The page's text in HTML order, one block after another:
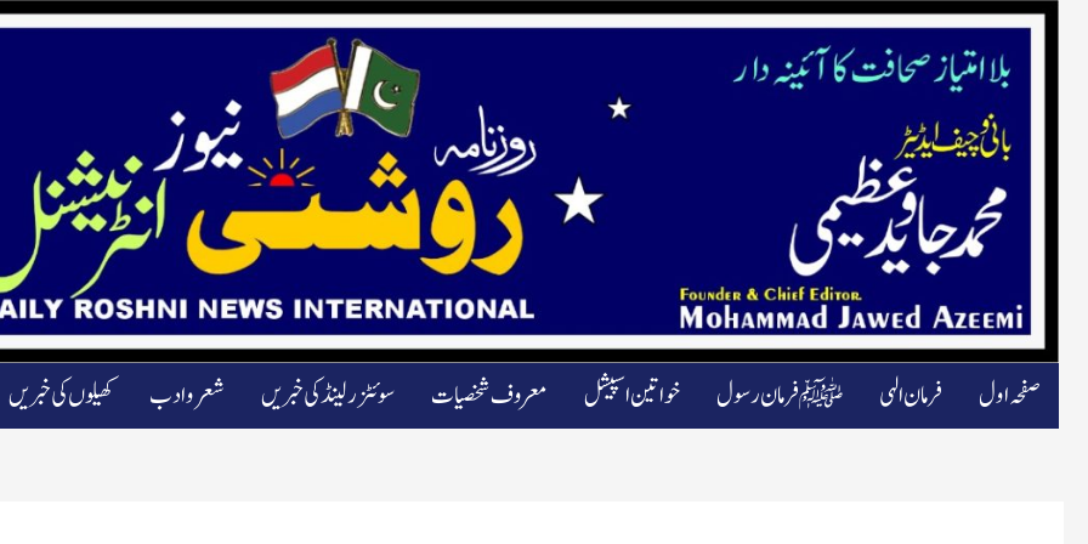
کھیلوں کی خبریں شعرو ادب سوئٹزرلینڈ کی خبریں معروف شخصیات خواتین اسپیشل ﷺ فرمان رسول فرمان الہی صفحہ اول